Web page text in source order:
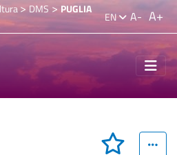
>DMS > PUGLIA
EN A- A+